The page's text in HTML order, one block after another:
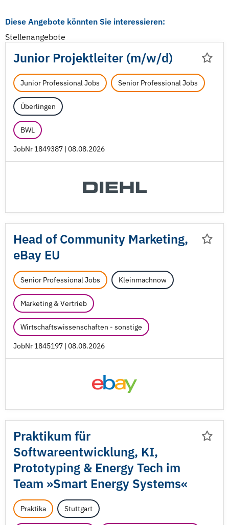
Diese Angebote könnten Sie interessieren:
Stellenangebote
Junior Projektleiter (m/w/d)
Junior Professional Jobs Senior Professional Jobs
Überlingen
BWL
JobNr 1849387 | 08.08.2026
Head of Community Marketing,
eBay EU
Senior Professional Jobs Kleinmachnow
Marketing & Vertrieb
Wirtschaftswissenschaften - sonstige
JobNr 1845197 | 08.08.2026
Praktikum für
Softwareentwicklung, KI,
Prototyping & Energy Tech im
Team »Smart Energy Systems«
Praktika Stuttgart